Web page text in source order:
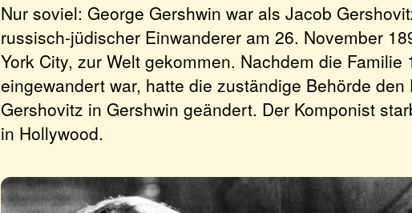
Nur soviel: George Gershwin war als Jacob
russisch-jüdischer Einwanderer am 26. November
York City, zur Welt gekommen. Nachdem die Familie
eingewandert war, hatte die zuständige Behörde
Gershovitz in Gershwin geändert. Der Komponist
in Hollywood.